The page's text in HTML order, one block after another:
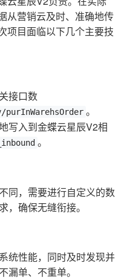
从营销云及时、准确地传
项目面临以下几个主要技
接口数
。
写入到金蝶云星辰V2相
。
同，需要进行自定义的数
，确保无缝衔接。
统性能，同时及时发现并
漏单、不重单。